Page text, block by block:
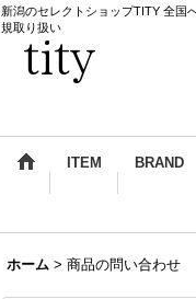
新潟のセレクトショップTITY 全国
規取り扱い
ITEM BRAND
ホーム > 商品の問い合わせ